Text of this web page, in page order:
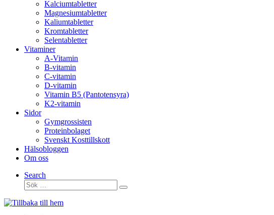
Kalciumtabletter
Magnesiumtabletter
Kaliumtabletter
Kromtabletter
Selentabletter
Vitaminer
A-Vitamin
B-vitamin
C-vitamin
D-vitamin
Vitamin B5 (Pantotensyra)
K2-vitamin
Sidor
Gymgrossisten
Proteinbolaget
Svenskt Kosttillskott
Hälsobloggen
Om oss
Search
Sök
Sök